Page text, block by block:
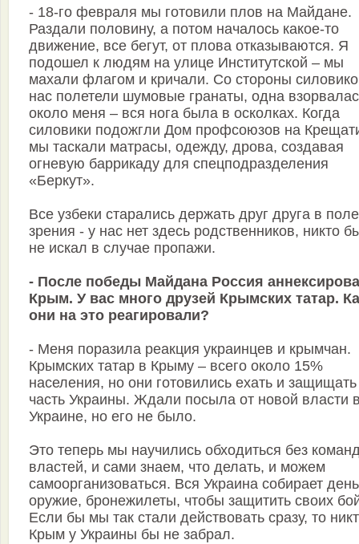
- 18-го февраля мы готовили плов на Майдане.
Раздали половину, а потом началось какое-то
движение, все бегут, от плова отказываются. Я
подошел к людям на улице Институтской – мы
махали флагом и кричали. Со стороны
нас полетели шумовые гранаты, одна
около меня – вся нога была в осколках. Когда
силовики подожгли Дом профсоюзов на
мы таскали матрасы, одежду, дрова, создавая
огневую баррикаду для спецподразделения
«Беркут».
Все узбеки старались держать друг друга в поле
зрения - у нас нет здесь родственников, никто
не искал в случае пропажи.
- После победы Майдана Россия
Крым. У вас много друзей Крымских татар.
они на это реагировали?
- Меня поразила реакция украинцев и крымчан.
Крымских татар в Крыму – всего около 15%
населения, но они готовились ехать и защищать
часть Украины. Ждали посыла от новой власти
Украине, но его не было.
Это теперь мы научились обходиться без
властей, и сами знаем, что делать, и можем
самоорганизоваться. Вся Украина собирает
оружие, бронежилеты, чтобы защитить своих
Если бы мы так стали действовать сразу, то
Крым у Украины бы не забрал.